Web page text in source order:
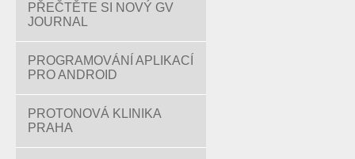
PŘEČTĚTE SI NOVÝ GV
JOURNAL
PROGRAMOVÁNÍ APLIKACÍ
PRO ANDROID
PROTONOVÁ KLINIKA
PRAHA